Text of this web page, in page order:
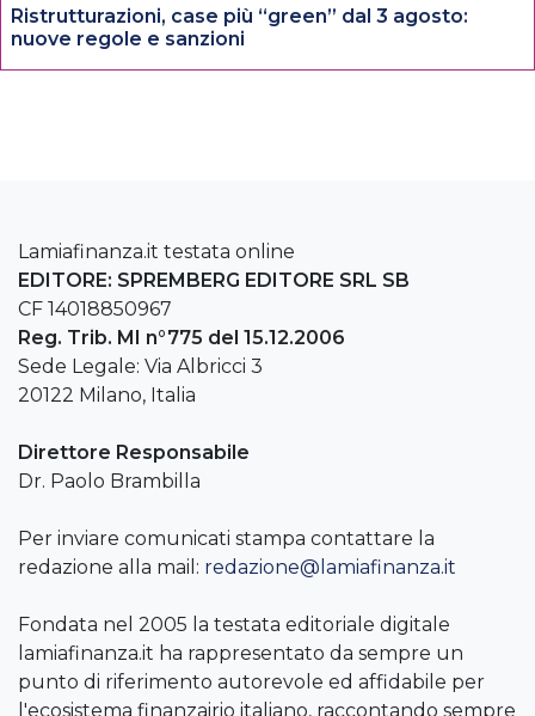
Ristrutturazioni, case più “green” dal 3 agosto:
nuove regole e sanzioni
Lamiafinanza.it testata online
EDITORE: SPREMBERG EDITORE SRL SB
CF 14018850967
Reg. Trib. MI n°775 del 15.12.2006
Sede Legale: Via Albricci 3
20122 Milano, Italia
Direttore Responsabile
Dr. Paolo Brambilla
Per inviare comunicati stampa contattare la
redazione alla mail: redazione@lamiafinanza.it
Fondata nel 2005 la testata editoriale digitale
lamiafinanza.it ha rappresentato da sempre un
punto di riferimento autorevole ed affidabile per
l'ecosistema finanzairio italiano, raccontando sempre